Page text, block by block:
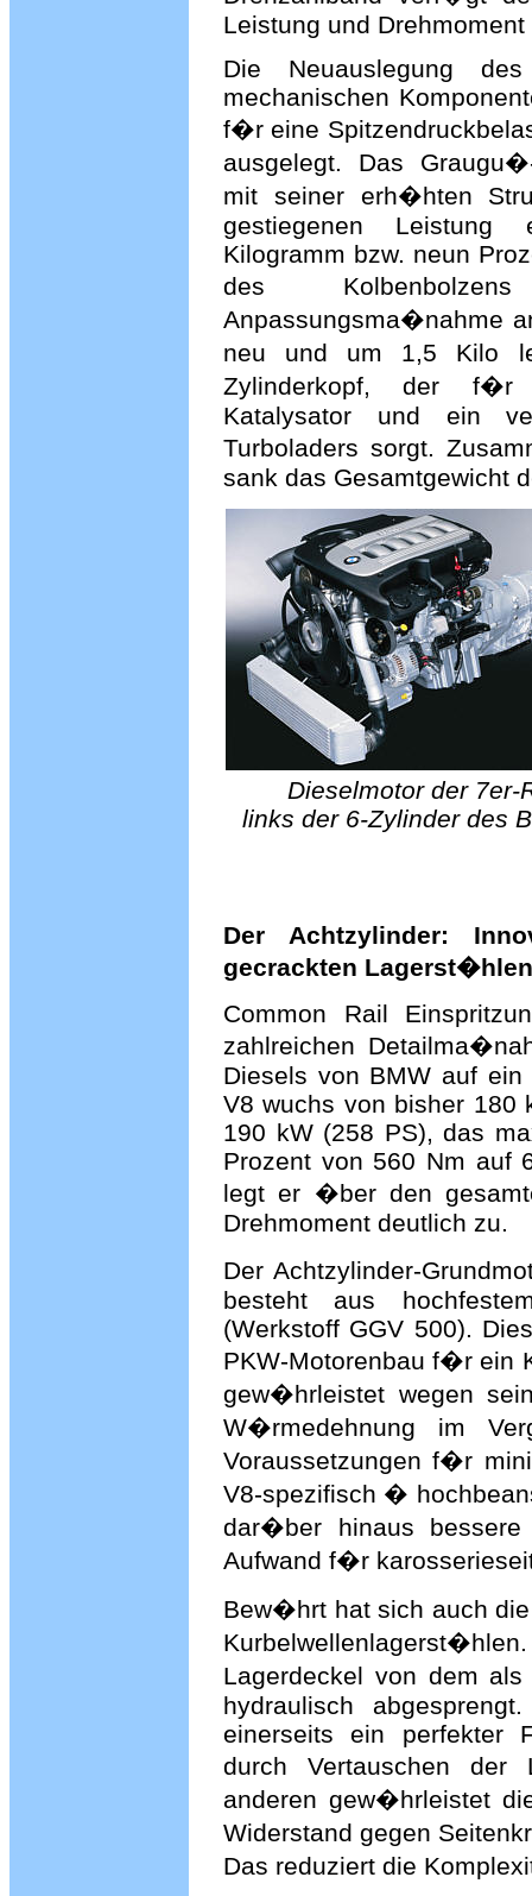
Leistung und
Die Neuauslegung
mechanischen
f�r eine
ausgelegt. Das
mit seiner erh�hten
gestiegenen Leistung
Kilogramm bzw. neun
des
Anpassungsma�nahme
neu und um 1,5 Kilo
Zylinderkopf, der f�r
Katalysator und ein
Turboladers sorgt.
sank das Gesamtgewicht
Dieselmotor der 7er-
links der 6-Zylinder des
Der Achtzylinder:
gecrackten
Common Rail
zahlreichen
Diesels von BMW auf
V8 wuchs von bisher 180
190 kW (258 PS), das
Prozent von 560 Nm auf
legt er �ber den
Drehmoment deutlich zu.
Der Achtzylinder-
besteht aus
(Werkstoff GGV 500).
PKW-Motorenbau f�r ein
gew�hrleistet wegen
W�rmedehnung im
Voraussetzungen f�r
V8-spezifisch �
dar�ber hinaus bessere
Aufwand f�r
Bew�hrt hat sich auch
Lagerdeckel von dem
hydraulisch
einerseits ein perfekter
durch Vertauschen der
anderen gew�hrleistet
Widerstand gegen
Das reduziert die